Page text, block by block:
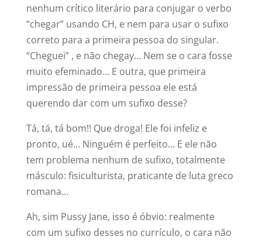
nenhum crítico literário para conjugar o verbo
“chegar” usando CH, e nem para usar o sufixo
correto para a primeira pessoa do singular.
“Cheguei” , e não chegay… Nem se o cara fosse
muito efeminado… E outra, que primeira
impressão de primeira pessoa ele está
querendo dar com um sufixo desse?
Tá, tá, tá bom!! Que droga! Ele foi infeliz e
pronto, ué… Ninguém é perfeito… E ele não
tem problema nenhum de sufixo, totalmente
másculo: fisiculturista, praticante de luta greco
romana…
Ah, sim Pussy Jane, isso é óbvio: realmente
com um sufixo desses no currículo, o cara não